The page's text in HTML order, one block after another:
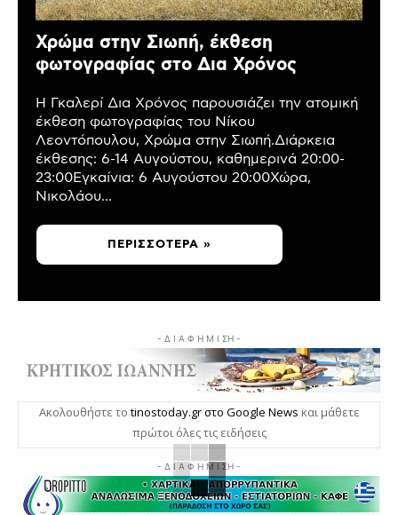
Χρώμα στην Σιωπή, έκθεση
φωτογραφίας στο Δια Χρόνος
Η Γκαλερί Δια Χρόνος παρουσιάζει την ατομική
έκθεση φωτογραφίας του Νίκου
Λεοντόπουλου, Χρώμα στην Σιωπή.Διάρκεια
έκθεσης: 6-14 Αυγούστου, καθημερινά 20:00-
23:00Εγκαίνια: 6 Αυγούστου 20:00Χώρα,
Νικολάου...
ΠΕΡΙΣΣΌΤΕΡΑ »
- Δ Ι Α Φ Η Μ Ι ΣΗ -
Ακολουθήστε το tinostoday.gr στο Google News και μάθετε
πρώτοι όλες τις ειδήσεις
- Δ Ι Α Φ Η Μ Ι ΣΗ -